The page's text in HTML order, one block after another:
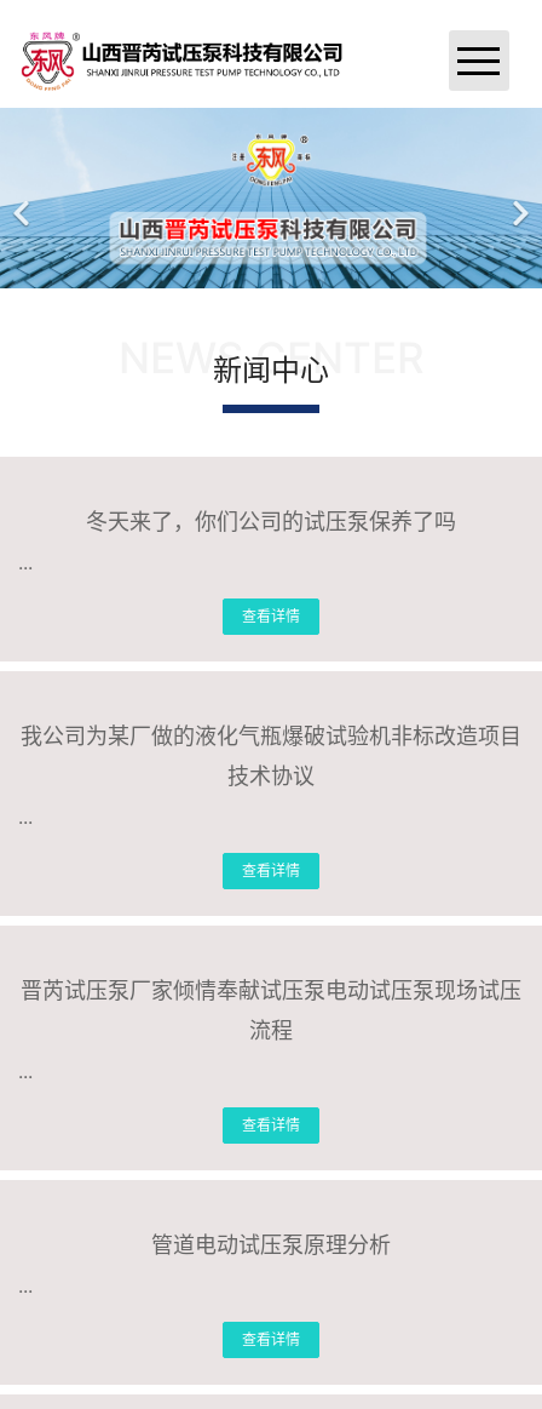
关于我们
新闻中心
联系我们
NEWS CENTER
新闻中心
冬天来了，你们公司的试压泵保养了吗
...
查看详情
我公司为某厂做的液化气瓶爆破试验机非标改造项目
技术协议
...
查看详情
晋芮试压泵厂家倾情奉献试压泵电动试压泵现场试压
流程
...
查看详情
管道电动试压泵原理分析
...
查看详情